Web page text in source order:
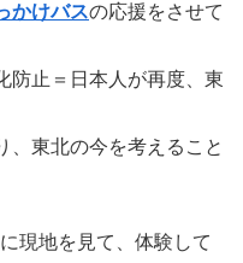
かけバスの応援をさせて
防止＝日本人が再度、東
、東北の今を考えること
現地を見て、体験して